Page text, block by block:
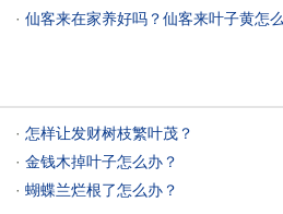
· 仙客来在家养好吗？仙客来叶子黄怎
· 怎样让发财树枝繁叶茂？
· 金钱木掉叶子怎么办？
· 蝴蝶兰烂根了怎么办？